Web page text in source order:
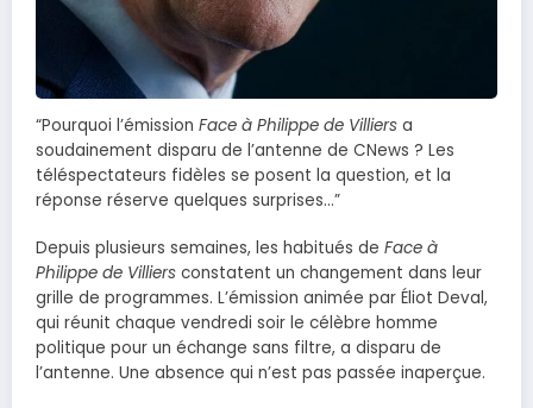
“Pourquoi l’émission Face à Philippe de Villiers a
soudainement disparu de l’antenne de CNews ? Les
téléspectateurs fidèles se posent la question, et la
réponse réserve quelques surprises…”
Depuis plusieurs semaines, les habitués de Face à
Philippe de Villiers constatent un changement dans leur
grille de programmes. L’émission animée par Éliot Deval,
qui réunit chaque vendredi soir le célèbre homme
politique pour un échange sans filtre, a disparu de
l’antenne. Une absence qui n’est pas passée inaperçue.